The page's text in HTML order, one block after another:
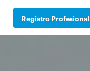
Registro Profesional